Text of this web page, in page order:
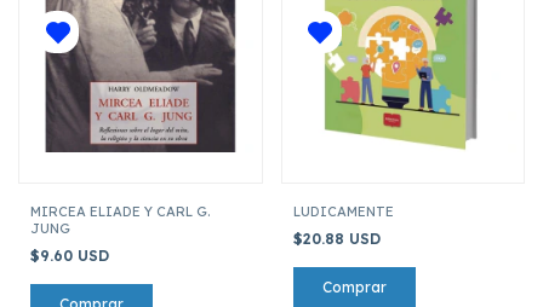
MIRCEA ELIADE Y CARL G.
JUNG
$9.60 USD
LUDICAMENTE
$20.88 USD